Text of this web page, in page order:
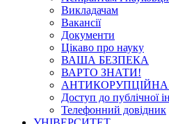
Викладачам
Вакансії
Документи
Цікаво про науку
ВАША БЕЗПЕКА
ВАРТО ЗНАТИ!
АНТИКОРУПЦІЙНА
Доступ до публічної
Телефонний довідник